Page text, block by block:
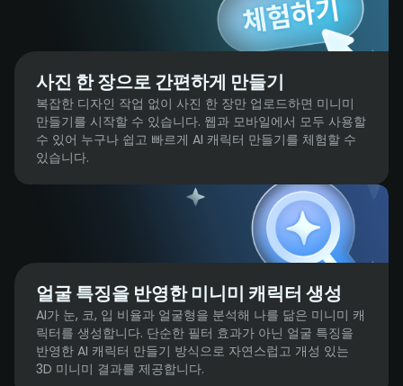
사진 한 장으로 간편하게 만들기
복잡한 디자인 작업 없이 사진 한 장만 업로드하면 미니미
만들기를 시작할 수 있습니다. 웹과 모바일에서 모두 사용할
수 있어 누구나 쉽고 빠르게 AI 캐릭터 만들기를 체험할 수
있습니다.
얼굴 특징을 반영한 미니미 캐릭터 생성
AI가 눈, 코, 입 비율과 얼굴형을 분석해 나를 닮은 미니미 캐
릭터를 생성합니다. 단순한 필터 효과가 아닌 얼굴 특징을
반영한 AI 캐릭터 만들기 방식으로 자연스럽고 개성 있는
3D 미니미 결과를 제공합니다.